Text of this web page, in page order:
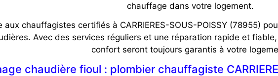
chauffage dans votre logement.
aux chauffagistes certifiés à CARRIERES-SOUS-POISSY (78955)
Avec des services réguliers et une réparation rapide et
confort seront toujours garantis à votre
chaudière fioul : plombier chauffagiste